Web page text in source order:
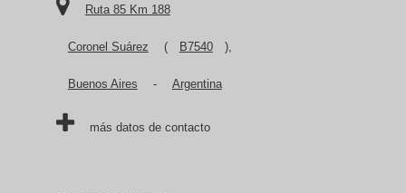
Ruta 85 Km 188
Coronel Suárez ( B7540 ),
Buenos Aires - Argentina
más datos de contacto